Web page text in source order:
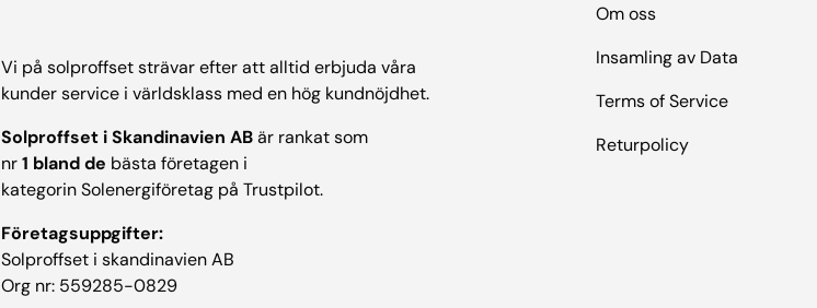
Vi på solproffset strävar efter att alltid erbjuda våra
kunder service i världsklass med en hög kundnöjdhet.
Solproffset i Skandinavien ABär rankat som
nr1 bland de bästa företagen i
kategorin Solenergiföretag på Trustpilot.
Företagsuppgifter:
Solproffset i skandinavien AB
Org nr: 559285-0829
Om oss
Insamling av Data
Terms of Service
Returpolicy